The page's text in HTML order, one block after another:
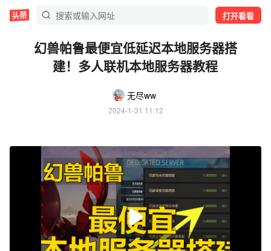
打开看看
幻兽帕鲁最便宜低延迟本地服务器搭
建！多人联机本地服务器教程
无尽ww
2024-1-31 11:12